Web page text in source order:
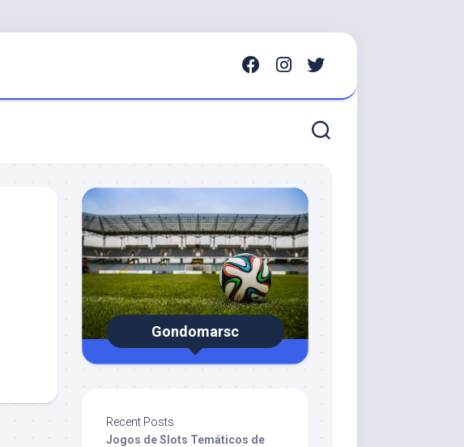
Gondomarsc
Recent Posts
Jogos de Slots Temáticos de